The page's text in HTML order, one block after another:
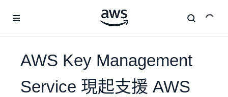
AWS Key Management
Service 現起支援 AWS